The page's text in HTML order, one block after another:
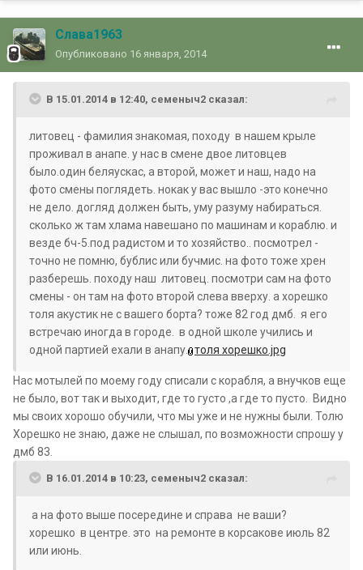
Слава1963
Опубликовано 16 января, 2014
В 15.01.2014 в 12:40, семеныч2 сказал:
литовец - фамилия знакомая, походу в нашем крыле
проживал в анапе. у нас в смене двое литовцев
было.один беляускас, а второй, может и наш, надо на
фото смены поглядеть. нокак у вас вышло -это конечно
не дело. догляд должен быть, уму разуму набираться.
сколько ж там хлама навешано по машинам и кораблю. и
везде бч-5.под радистом и то хозяйство.. посмотрел -
точно не помню, бублис или бучмис. на фото тоже хрен
разберешь. походу наш литовец. посмотри сам на фото
смены - он там на фото второй слева вверху. а хорешко
толя акустик не с вашего борта? тоже 82 год дмб. я его
встречаю иногда в городе. в одной школе учились и
одной партией ехали в анапу. толя хорешко.jpg
Нас мотылей по моему году списали с корабля, а внучков еще
не было, вот так и выходит, где то густо ,а где то пусто. Видно
мы своих хорошо обучили, что мы уже и не нужны были. Толю
Хорешко не знаю, даже не слышал, по возможности спрошу у
дмб 83.
В 16.01.2014 в 10:23, семеныч2 сказал:
а на фото выше посередине и справа не ваши?
хорешко в центре. это на ремонте в корсакове июль 82
или июнь.